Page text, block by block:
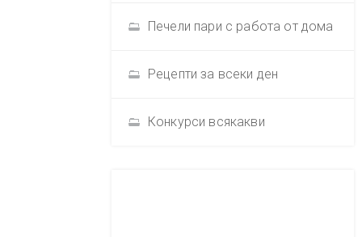
Печели пари с работа от дома
Рецепти за всеки ден
Конкурси всякакви